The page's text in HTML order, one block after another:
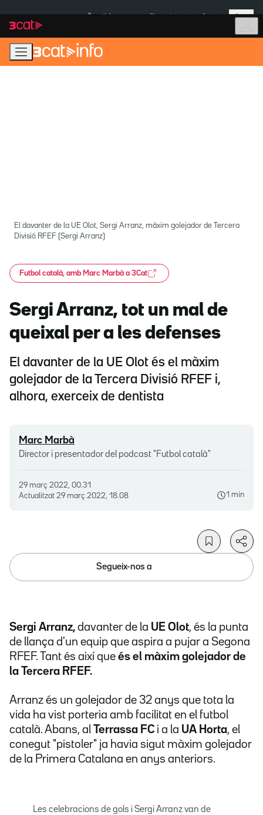
navegació
principal
contingut
Més
El davanter de la UE Olot, Sergi Arranz, màxim golejador de Tercera
Divisió RFEF (Sergi Arranz)
Futbol català, amb Marc Marbà a 3Cat
Sergi Arranz, tot un mal de
queixal per a les defenses
El davanter de la UE Olot és el màxim
golejador de la Tercera Divisió RFEF i,
alhora, exerceix de dentista
Marc Marbà
Director i presentador del podcast "Futbol català"
29 març 2022, 00.31
Actualitzat 29 març 2022, 18.08 1 min
Segueix-nos a
Sergi Arranz, davanter de la UE Olot, és la punta
de llança d'un equip que aspira a pujar a Segona
RFEF. Tant és així que és el màxim golejador de
la Tercera RFEF.
Arranz és un golejador de 32 anys que tota la
vida ha vist porteria amb facilitat en el futbol
català. Abans, al Terrassa FC i a la UA Horta, el
conegut "pistoler" ja havia sigut màxim golejador
de la Primera Catalana en anys anteriors.
Les celebracions de gols i Sergi Arranz van de